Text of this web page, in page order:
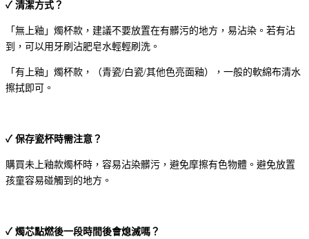
✓ 清潔方式？
「無上釉」燭杯款，建議不要放置在有髒污的地方，易沾染。若有沾
到，可以用牙刷沾肥皂水輕輕刷洗。
「有上釉」燭杯款，（青瓷/白瓷/其他色亮面釉），一般的軟綿布清水
擦拭即可。
✓ 保存瓷杯時需注意？
購買未上釉款燭杯時，容易沾染髒污，避免摩擦有色物體。避免放置
孩童容易碰觸到的地方。
✓ 燭芯點燃後一段時間後會熄滅嗎？